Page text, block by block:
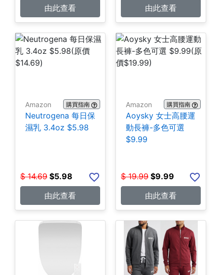
由此查看
由此查看
Amazon 購買指南
Neutrogena 每日保
濕乳 3.4oz $5.98
$ 14.69 $5.98
由此查看
Amazon 購買指南
Aoysky 女士高腰運
動長褲-多色可選
$9.99
$ 19.99 $9.99
由此查看